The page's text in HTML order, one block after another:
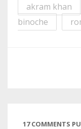
akram khan
binoche
17 COMMENTS